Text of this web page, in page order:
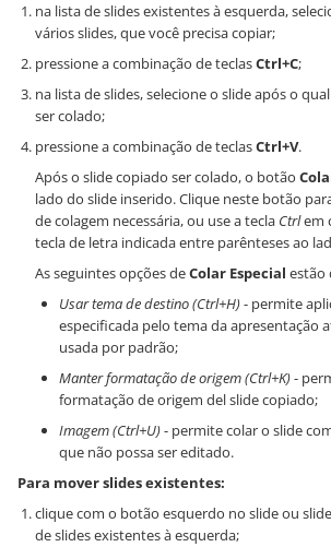
na lista de slides existentes à esquerda,
vários slides, que você precisa copiar;
pressione a combinação de teclasCtrl+C;
na lista de slides, selecione o slide após o
ser colado;
pressione a combinação de teclasCtrl+V.
Após o slide copiado ser colado, o botão
lado do slide inserido. Clique neste botão
de colagem necessária, ou use a tecla Ctrlem
tecla de letra indicada entre parênteses ao
As seguintes opções deColar Especial estão
Usar tema de destino (Ctrl+H)- permite
especificada pelo tema da apresentação
usada por padrão;
Manter formatação de origem (Ctrl+K)-
formatação de origem del slide copiado;
Imagem (Ctrl+U)- permite colar o slide
que não possa ser editado.
Para mover slides existentes:
clique com o botão esquerdo no slide ou
de slides existentes à esquerda;